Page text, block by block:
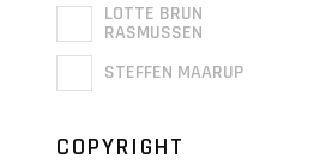
LOTTE BRUN
RASMUSSEN
STEFFEN MAARUP
COPYRIGHT